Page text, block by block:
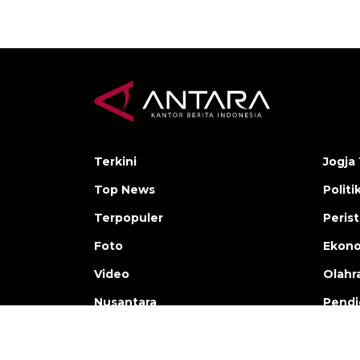
Terkini
Top News
Terpopuler
Foto
Video
Nusantara
Jogja